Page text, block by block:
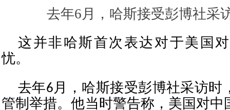
去年6月，哈斯接受彭博社采
这并非哈斯首次表达对于美国
忧。
去年6月，哈斯接受彭博社采访时
管制举措。他当时警告称，美国对中